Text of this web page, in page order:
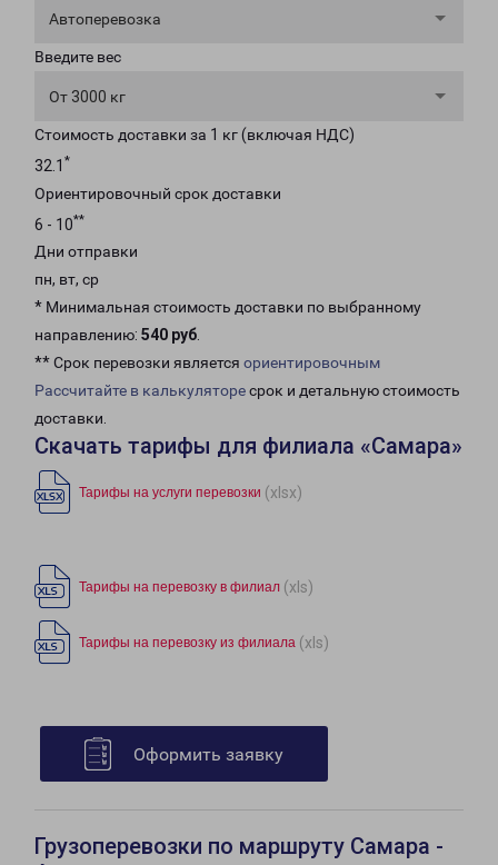
Автоперевозка
Введите вес
От 3000 кг
Стоимость доставки за 1 кг (включая НДС)
32.1 *
Ориентировочный срок доставки
6 - 10**
Дни отправки
пн, вт, ср
* Минимальная стоимость доставки по выбранному
направлению: 540 руб.
** Срок перевозки является ориентировочным
Рассчитайте в калькуляторесрок и детальную стоимость
доставки.
Скачать тарифы для филиала «Самара»
Тарифы на услуги перевозки (xlsx)
Тарифы на перевозку в филиал (xls)
Тарифы на перевозку из филиала (xls)
Оформить заявку
Грузоперевозки по маршруту Самара -